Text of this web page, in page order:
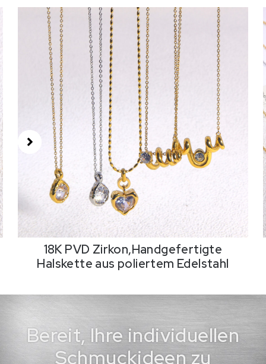
18K PVD Zirkon,Handgefertigte
Halskette aus poliertem Edelstahl
Bereit, Ihre individuellen
Schmuckideen zu